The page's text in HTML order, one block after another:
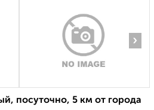
›
посуточно, 5 км от города